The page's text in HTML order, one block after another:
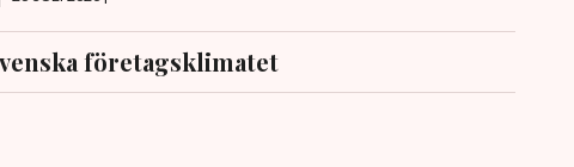
företagsklimatet